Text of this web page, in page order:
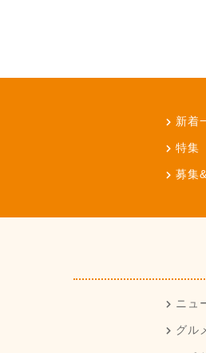
新着
特集
募集
ニュ
グル